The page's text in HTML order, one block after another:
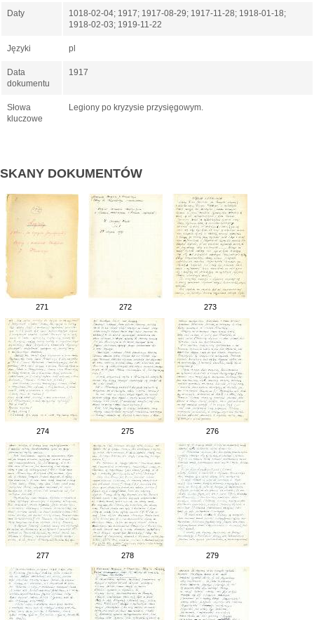
Daty
1018-02-04; 1917; 1917-08-29; 1917-11-28; 1918-01-18;
1918-02-03; 1919-11-22
Języki pl
Data
dokumentu
1917
Słowa
kluczowe
Legiony po kryzysie przysięgowym.
SKANY DOKUMENTÓW
271 272 273
274 275 276
277 278 279